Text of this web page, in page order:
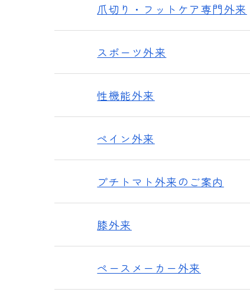
爪切り・フットケア専門外来
スポーツ外来
性機能外来
ペイン外来
プチトマト外来のご案内
膝外来
ペースメーカー外来